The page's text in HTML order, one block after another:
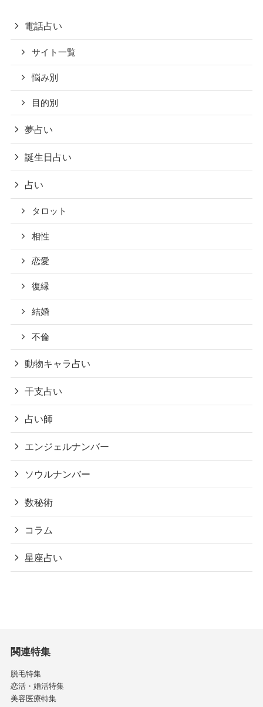
電話占い
サイト一覧
悩み別
目的別
夢占い
誕生日占い
占い
タロット
相性
恋愛
復縁
結婚
不倫
動物キャラ占い
干支占い
占い師
エンジェルナンバー
ソウルナンバー
数秘術
コラム
星座占い
関連特集
脱毛特集
恋活・婚活特集
美容医療特集